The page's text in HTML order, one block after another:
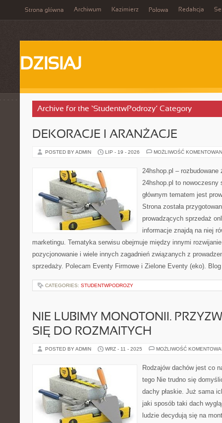
Strona główna Archiwum Kazimierz Połowa Redakcja
DZISIAJ
Archive for the ‘StudentwPodrozy’ Category
DEKORACJE I ARANŻACJE
POSTED BY ADMIN LIP - 19 - 2026 MOŻLIWOŚĆ
24hshop.pl – rozbudowane
24hshop.pl to nowoczesny
głównym tematem jest
Strona została
prowadzących sprzedaż
informacje znajdą na niej
marketingu. Tematyka serwisu obejmuje między innymi
pozycjonowanie i wiele innych zagadnień związanych z
sprzedaży. Polecam Eventy Firmowe i Zielone Eventy (eko).
CATEGORIES: STUDENTWPODROZY
NIE LUBIMY MONOTONII.
SIĘ DO ROZMAITYCH
POSTED BY ADMIN WRZ - 11 - 2025 MOŻLIWOŚĆ
Rodzajów dachów jest co
tego Nie trudno się
dachy płaskie. Już sama
jaki sposób taki dach
ludzie decydują się na